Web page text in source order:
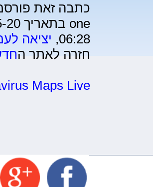
כתבה זאת
06:28, יציאה
חזרה לאתר ה
Maps Live